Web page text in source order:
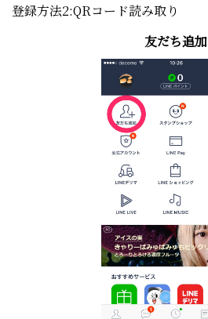
登録方法2:QRコード読み取り
友だち追加